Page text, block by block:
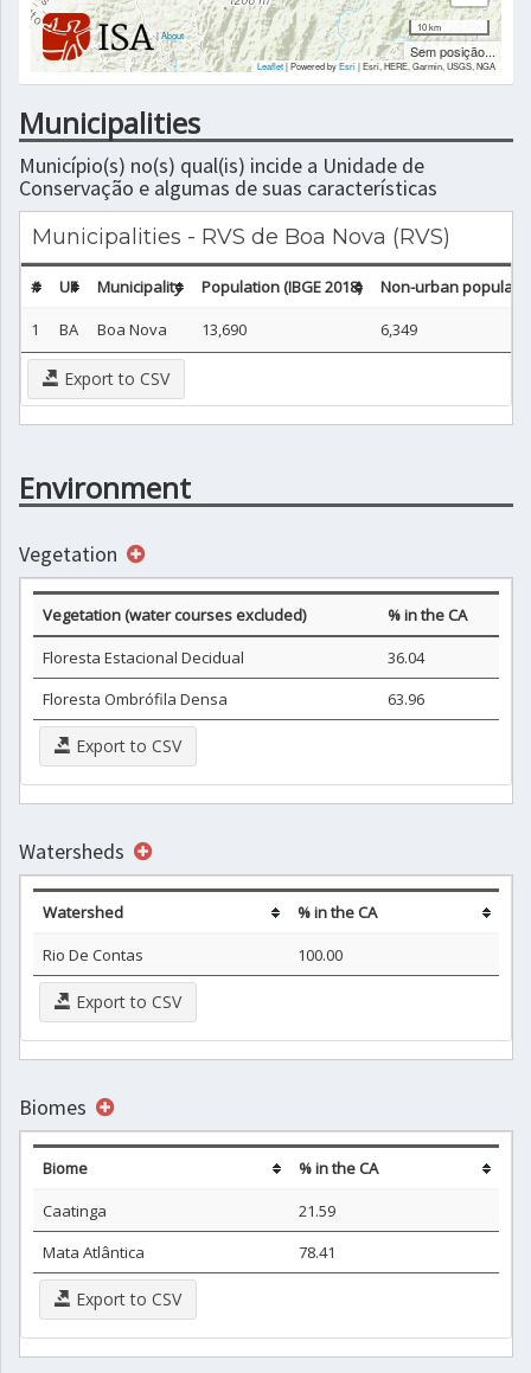
|About
10 km
Sem posição...
Leaflet| Powered byEsri|Esri, HERE, Garmin, USGS, NGA
Municipalities
Município(s) no(s) qual(is) incide a Unidade de
Conservação e algumas de suas características
Municipalities - RVS de Boa Nova (RVS)
# UF Municipality Population (IBGE 2018)
Non-urban
1
BA Boa Nova 13,690 6,349
Export to CSV
Environment
Vegetation
Vegetation (water courses excluded)
% in the CA
Floresta Estacional Decidual
36.04
Floresta Ombrófila Densa
63.96
Export to CSV
Watersheds
Watershed
% in the CA
Rio De Contas
100.00
Export to CSV
Biomes
Biome
% in the CA
Caatinga
21.59
Mata Atlântica
78.41
Export to CSV